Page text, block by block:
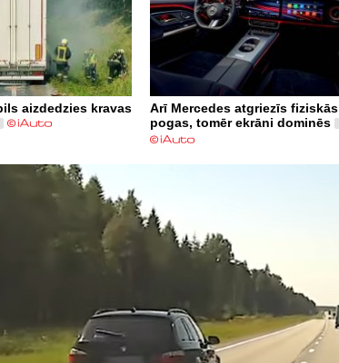
aizdedzies kravas
Arī Mercedes atgriezīs fiziskās
pogas, tomēr ekrāni dominēs